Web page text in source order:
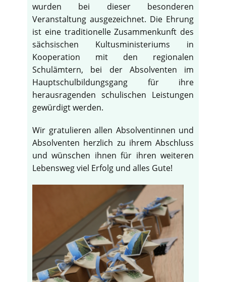
wurden bei dieser besonderen
Veranstaltung ausgezeichnet. Die Ehrung
ist eine traditionelle Zusammenkunft des
sächsischen Kultusministeriums in
Kooperation mit den regionalen
Schulämtern, bei der Absolventen im
Hauptschulbildungsgang für ihre
herausragenden schulischen Leistungen
gewürdigt werden.
Wir gratulieren allen Absolventinnen und
Absolventen herzlich zu ihrem Abschluss
und wünschen ihnen für ihren weiteren
Lebensweg viel Erfolg und alles Gute!